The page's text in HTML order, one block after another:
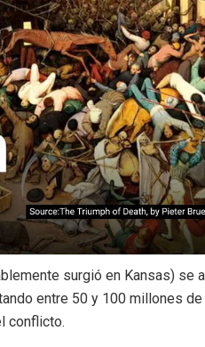
surgió en Kansas) se
entre 50 y 100 millones
conflicto.